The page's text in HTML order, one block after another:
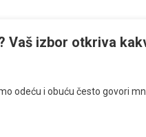
Vaš izbor otkriva
odeću i obuću često govori